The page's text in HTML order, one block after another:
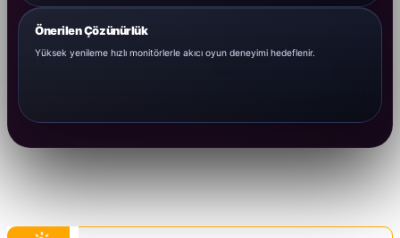
Önerilen Çözünürlük
Yüksek yenileme hızlı monitörlerle akıcı oyun deneyimi hedeflenir.